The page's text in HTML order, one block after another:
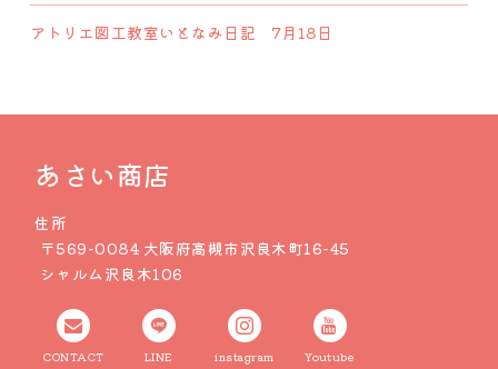
アトリエ図工教室いとなみ日記 7月18日
あさい商店
住所
〒569-0084 大阪府高槻市沢良木町16-45
シャルム沢良木106
CONTACT LINE instagram Youtube